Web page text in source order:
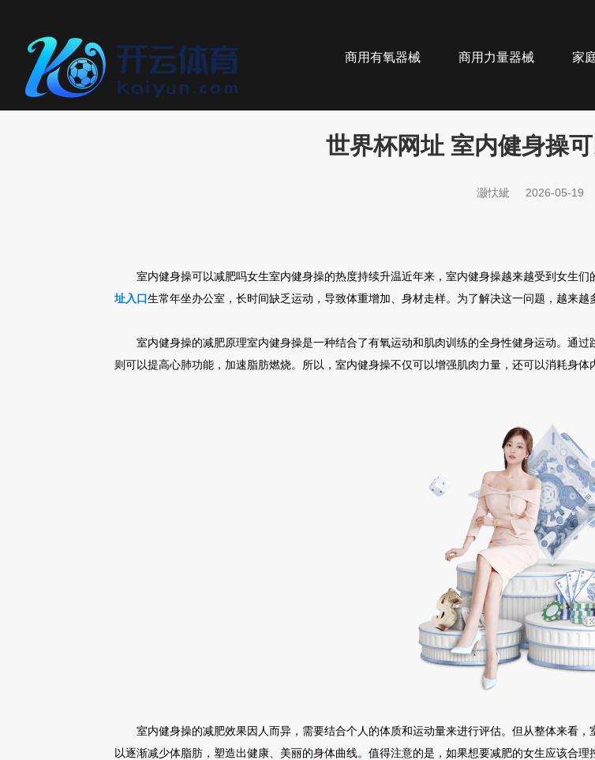
商用有氧器械 商用力量器械 家
世界杯网址 室内健身操
灏忕紪 2026-05-19
室内健身操可以减肥吗女生室内健身操的热度持续升温近年来，室内健身操越来越受到女生
址入口生常年坐办公室，长时间缺乏运动，导致体重增加、身材走样。为了解决这一问题，越来越
室内健身操的减肥原理室内健身操是一种结合了有氧运动和肌肉训练的全身性健身运动。通
则可以提高心肺功能，加速脂肪燃烧。所以，室内健身操不仅可以增强肌肉力量，还可以消耗身
室内健身操的减肥效果因人而异，需要结合个人的体质和运动量来进行评估。但从整体来看
以逐渐减少体脂肪，塑造出健康、美丽的身体曲线。值得注意的是，如果想要减肥的女生应该合